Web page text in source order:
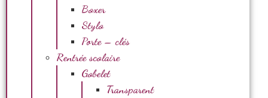
Boxer
Stylo
Porte – clés
Rentrée scolaire
Gobelet
Transparent